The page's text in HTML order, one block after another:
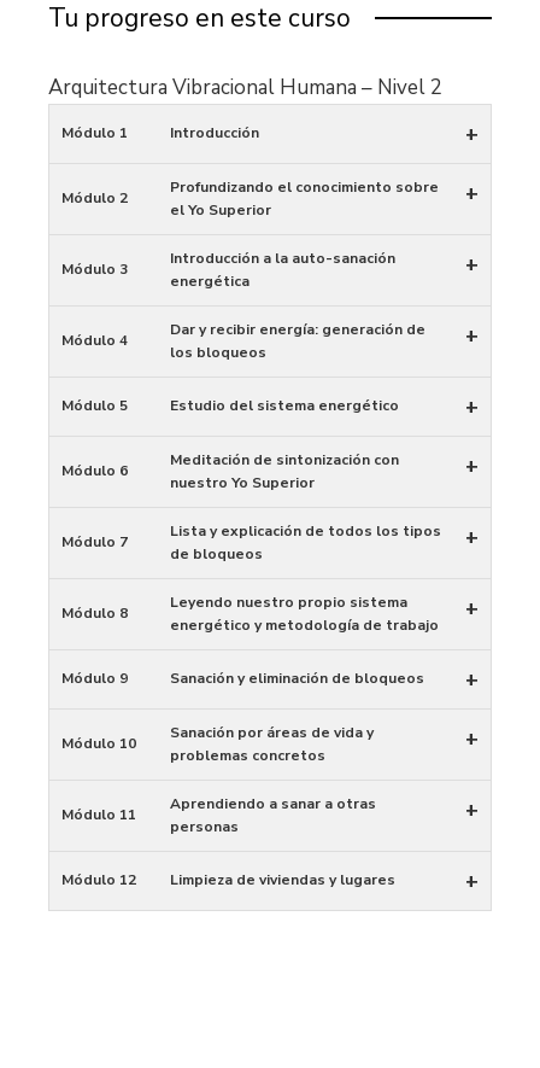
Tu progreso en este curso
Arquitectura Vibracional Humana – Nivel 2
Módulo 1 Introducción +
Módulo 2
Profundizando el conocimiento sobre
el Yo Superior
+
Módulo 3
Introducción a la auto-sanación
energética
+
Módulo 4
Dar y recibir energía: generación de
los bloqueos
+
Módulo 5 Estudio del sistema energético +
Módulo 6
Meditación de sintonización con
nuestro Yo Superior
+
Módulo 7
Lista y explicación de todos los tipos
de bloqueos
+
Módulo 8
Leyendo nuestro propio sistema
energético y metodología de trabajo
+
Módulo 9 Sanación y eliminación de bloqueos +
Módulo 10
Sanación por áreas de vida y
problemas concretos
+
Módulo 11
Aprendiendo a sanar a otras
personas
+
Módulo 12 Limpieza de viviendas y lugares +